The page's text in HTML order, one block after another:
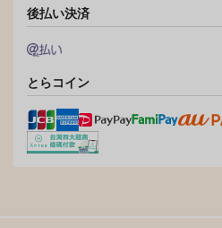
後払い決済
とらコイン